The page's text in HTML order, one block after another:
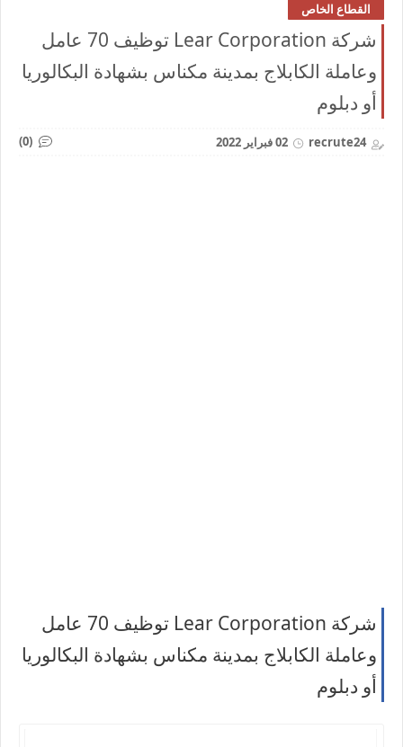
القطاع الخاص
شركة Lear Corporation توظيف 70 عامل
وعاملة الكابلاج بمدينة مكناس بشهادة البكالوريا
أو دبلوم
recrute24 02 فبراير 2022 (0)
شركة Lear Corporation توظيف 70 عامل
وعاملة الكابلاج بمدينة مكناس بشهادة البكالوريا
أو دبلوم